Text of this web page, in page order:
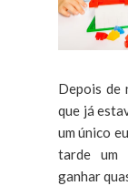
Depois de
que já
um único
tarde um
ganhar